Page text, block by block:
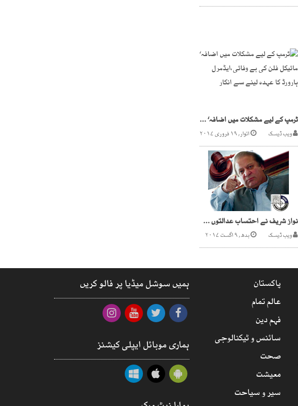
ٹرمپ کے لیے مشکلات میں اضافہ‘ مائیکل فلن کی بے وفائی،ایڈمرل ہارورڈ کا عہدہ لینے سے انکار
ویب ڈیسک اتوار, ۱۹ فروری ۲۰۱۷
نواز شریف نے احتساب عدالتوں سے باقاعدہ جنگ کی تیاریاں شروع کردیں
ویب ڈیسک بدھ, ۹ اگست ۲۰۱۷
پاکستان
عالم تمام
فہم دین
سائنس و ٹیکنالوجی
صحت
معیشت
سیر و سیاحت
ہمیں سوشل میڈیا پر فالو کریں
ہماری موبائل ایپلی کیشنز